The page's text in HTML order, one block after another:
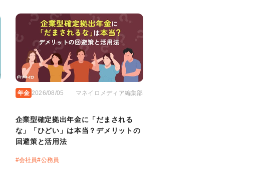
年金 2026/08/05 マネイロメディア編集部
企業型確定拠出年金に「だまされる
な」「ひどい」は本当？デメリットの
回避策と活用法
#会社員#公務員